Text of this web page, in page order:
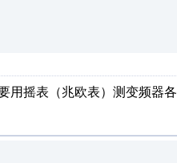
用摇表（兆欧表）测变频器